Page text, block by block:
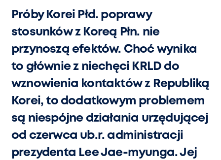
Próby Korei Płd. poprawy
stosunków z Koreą Płn. nie
przynoszą efektów. Choć wynika
to głównie z niechęci KRLD do
wznowienia kontaktów z Republiką
Korei, to dodatkowym problemem
są niespójne działania urzędującej
od czerwca ub.r. administracji
prezydenta Lee Jae-myunga. Jej